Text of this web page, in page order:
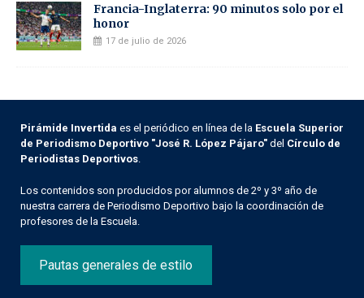
Francia-Inglaterra: 90 minutos solo por el
honor
17 de julio de 2026
Pirámide Invertida es el periódico en línea de la Escuela Superior
de Periodismo Deportivo "José R. López Pájaro" del Círculo de
Periodistas Deportivos
Los contenidos son producidos por alumnos de 2º y 3º año de
nuestra carrera de Periodismo Deportivo bajo la coordinación de
profesores de la Escuela.
Pautas generales de estilo